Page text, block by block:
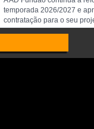
temporada 2026/2027 e
contratação para o seu
gu